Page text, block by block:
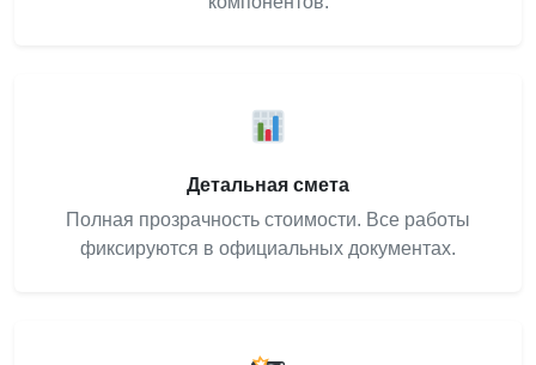
Детальная смета
Полная прозрачность стоимости. Все работы
фиксируются в официальных документах.